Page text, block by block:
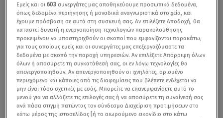
Εμείς και οι603 συνεργάτες μας αποθηκεύουμε προσωπικά δεδομένα,
όπως δεδομένα περιήγησης ή μοναδικά αναγνωριστικά στοιχεία, και
έχουμε πρόσβαση σε αυτά στη συσκευή σας. Αν επιλέξετε Αποδοχή, θα
καταστεί δυνατή η ενεργοποίηση τεχνολογιών παρακολούθησης
προκειμένου να υποστηριχθούν οι σκοποί που εμφανίζονται παρακάτω,
για τους οποίους εμείς και οι συνεργάτες μας επεξεργαζόμαστε τα
δεδομένα με σκοπό την παροχή υπηρεσιών. Αν επιλέξετε Απόρριψη όλων
όλων ή αποσύρετε τη συγκατάθεσή σας, οι εν λόγω τεχνολογίες θα
απενεργοποιηθούν. Αν απενεργοποιηθούν οι ιχνηλάτες, ορισμένο
περιεχόμενο και κάποιες από τις διαφημίσεις που βλέπετε ενδέχεται να
μην είναι τόσο σχετικές με εσάς. Μπορείτε να επανεμφανίσετε αυτό το
μενού για να αλλάξετε τις επιλογές σας ή να αποσύρετε τη συναίνεσή σας
ανά πάσα στιγμή πατώντας τον σύνδεσμο Διαχείριση προτιμήσεων στο
κάτω μέρος της ιστοσελίδας [ή το αιωρούμενο εικονίδιο στο κάτω